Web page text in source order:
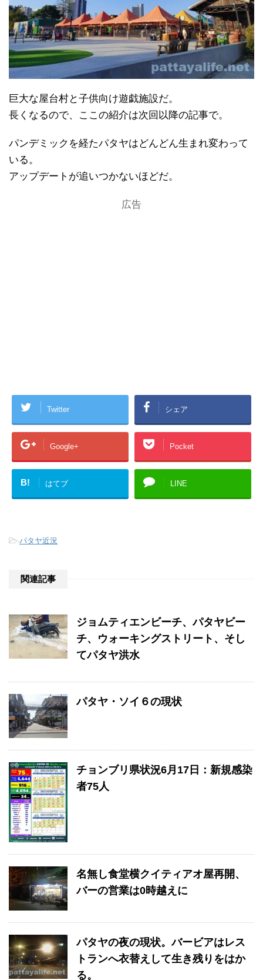
巨大な屋台村と子供向け遊戯施設だ。
長くなるので、ここの紹介は次回以降の記事で。
パンデミックを経たパタヤはどんどん生まれ変わって
いる。
アップデートが追いつかないほどだ。
広告
Twitter シェア
Google+ Pocket
B! はてブ LINE
-パタヤ近況
関連記事
ジョムティエンビーチ、パタヤビー
チ、ウォーキングストリート、そし
てパタヤ洪水
パタヤ・ソイ６の現状
チョンブリ県状況6月17日：新規感染
者75人
名無し食堂横クイティアオ屋再開、
バーの営業は0時越えに
パタヤの夜の現状。バービアはレス
トランへ衣替えして生き残りをはか
る。